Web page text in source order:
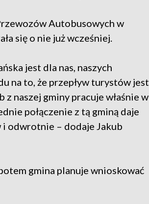
Autobusowych w
się o nie już wcześniej.
jest dla nas, naszych
na to, że przepływ turystów jest
naszej gminy pracuje właśnie w
połączenie z tą gminą daje
i odwrotnie – dodaje Jakub
gmina planuje wnioskować